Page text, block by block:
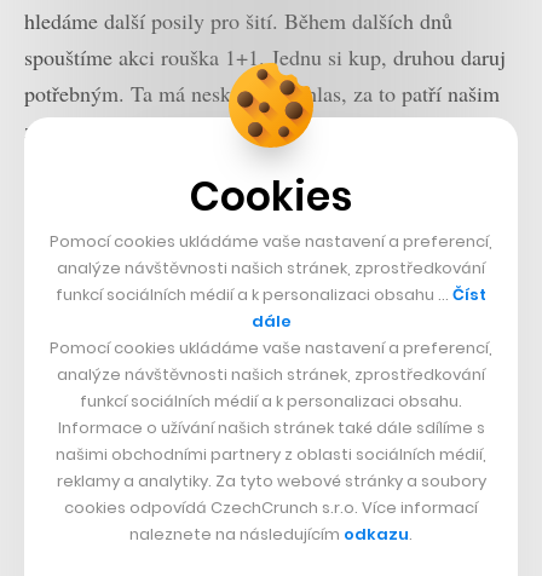
hledáme další posily pro šití. Během dalších dnů
spouštíme akci rouška 1+1. Jednu si kup, druhou daruj
potřebným. Ta má neskutečný ohlas, za to patří našim
zákazníkům obrovský dík. Někteří si ani roušku
víte, že žijeme v zemi plné ohleduplných lidí.
Někteří lidé si kupují produkty, které měli dlouho
vyhlédnuté, jen nám chtějí pomoci. Díky těmto lidem
můžeme pomoci i dalším organizacím, jako je Nadace
Krása pomoci. Tato nadace pomáhá seniorům, kteří
zůstali bez rodiny. Těm dnes nejohroženějším.
Co bude dál?
Další měsíce nás i celé módní odvětví čekají nelehké
Cookies
Pomocí cookies ukládáme vaše nastavení a preferencí,
analýze návštěvnosti našich stránek, zprostředkování
funkcí sociálních médií a k personalizaci obsahu … Číst
dále
Pomocí cookies ukládáme vaše nastavení a preferencí,
analýze návštěvnosti našich stránek, zprostředkování
funkcí sociálních médií a k personalizaci obsahu.
Informace o užívání našich stránek také dále sdílíme s
našimi obchodními partnery z oblasti sociálních médií,
reklamy a analytiky. Za tyto webové stránky a soubory
cookies odpovídá CzechCrunch s.r.o. Více informací
naleznete na následujícím odkazu.